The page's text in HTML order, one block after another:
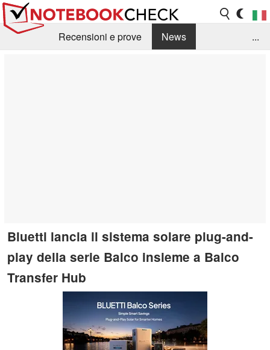
Recensioni e prove
News
...
Bluetti lancia il sistema solare plug-and-
play della serie Balco insieme a Balco
Transfer Hub